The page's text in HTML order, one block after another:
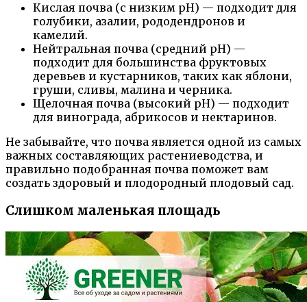
Кислая почва (с низким рН) — подходит для
голубики, азалии, рододендронов и
камелий.
Нейтральная почва (средний рН) —
подходит для большинства фруктовых
деревьев и кустарников, таких как яблони,
груши, сливы, малина и черника.
Щелочная почва (высокий рН) — подходит
для винограда, абрикосов и нектаринов.
Не забывайте, что почва является одной из самых
важных составляющих растениеводства, и
правильно подобранная почва поможет вам
создать здоровый и плодородный плодовый сад.
Слишком маленькая площадь